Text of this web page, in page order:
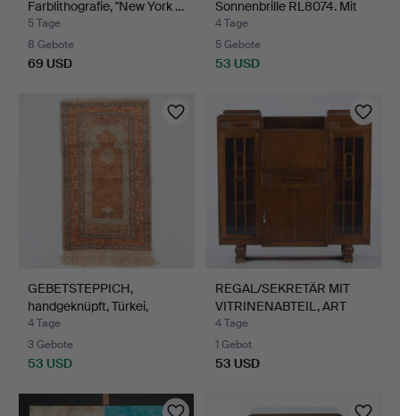
Farblithografie, "New York …
5 Tage
8 Gebote
69 USD
Sonnenbrille RL8074. Mit
Etu…
4 Tage
5 Gebote
53 USD
GEBETSTEPPICH,
handgeknüpft, Türkei,
Mitte…
4 Tage
3 Gebote
53 USD
REGAL/SEKRETÄR MIT
VITRINENABTEIL, ART
DEC…
4 Tage
1 Gebot
53 USD